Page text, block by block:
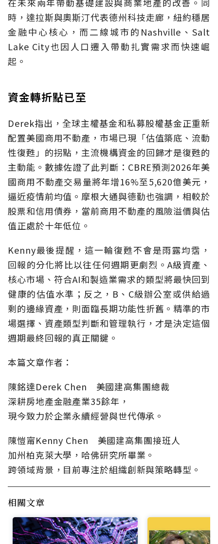
時，達拉斯與奧斯汀代表德州科技走廊，紐約穩居
金融中心核心，而二線城市的Nashville、Salt
Lake City也因人口遷入帶動扎實需求而快速崛
起。
資金轉折點已至
Derek指出，全球主權基金和私募股權基金正重新
配置美國商用不動產，市場已現「估值築底、流動
性復甦」的拐點，主流機構資金的回歸才是復甦的
主動能。數據佐證了此判斷：CBRE預測2026年美
國商用不動產交易量將年增16%至5,620億美元，
逼近疫情前均值。摩根大通與德勤也強調，相較於
股票和信用債券，當前商用不動產的風險溢價與估
值正處於十年低位。
Kenny最後提醒，這一輪復甦不會是雨露均霑，
回報的分化將比以往任何週期更劇烈。A級資產、
核心市場、符合AI和製造業需求的類型將最快回到
健康的估值水準；反之，B、C級辦公室或供給過
剩的邊緣資產，則面臨長期功能性折舊。精準的市
場選擇、資產類型判斷和管理執行，才是決定這個
週期最終回報的真正關鍵。
本篇文章作者：
陳銘達Derek Chen 美國建高集團總裁
深耕房地產金融產業35餘年，
現今致力於企業永續經營與世代傳承。
陳愷甯Kenny Chen 美國建高集團接班人
加州柏克萊大學，哈佛研究所畢業。
跨領域背景，目前專注於組織創新與策略轉型。
相關文章